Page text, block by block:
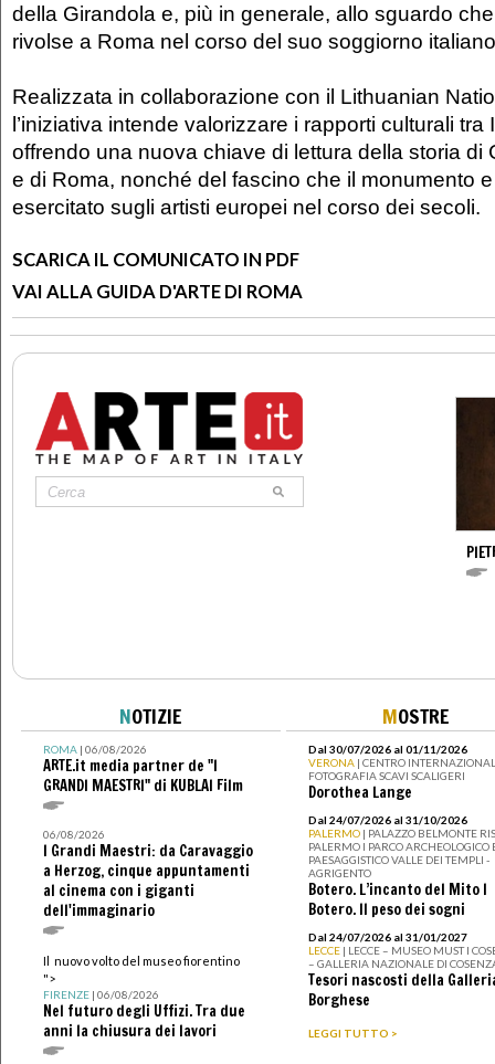
della Girandola e, più in generale, allo sguardo che
rivolse a Roma nel corso del suo soggiorno
Realizzata in collaborazione con il Lithuanian
l’iniziativa intende valorizzare i rapporti culturali tra
offrendo una nuova chiave di lettura della storia di
e di Roma, nonché del fascino che il monumento
esercitato sugli artisti europei nel corso dei secoli.
SCARICA IL COMUNICATO IN PDF
VAI ALLA GUIDA D'ARTE DI ROMA
NOTIZIE
ROMA| 06/08/2026
ARTE.it media partner de "I
GRANDI MAESTRI" di KUBLAI Film
06/08/2026
I Grandi Maestri: da Caravaggio
a Herzog, cinque appuntamenti
al cinema con i giganti
dell'immaginario
Il nuovo volto del museo fiorentino
">
FIRENZE| 06/08/2026
Nel futuro degli Uffizi. Tra due
anni la chiusura dei lavori
MOSTRE
Dal 30/07/2026 al 01/11/2026
VERONA | CENTRO
FOTOGRAFIA SCAVI SCALIGERI
Dorothea Lange
Dal 24/07/2026 al 31/10/2026
PALERMO | PALAZZO BELMONTE
PALERMO I PARCO ARCHEOLOGICO
PAESAGGISTICO VALLE DEI TEMPLI -
AGRIGENTO
Botero. L’incanto del Mito I
Botero. Il peso dei sogni
Dal 24/07/2026 al 31/01/2027
LECCE | LECCE – MUSEO MUST I
– GALLERIA NAZIONALE DI
Tesori nascosti della
Borghese
LEGGI TUTTO >